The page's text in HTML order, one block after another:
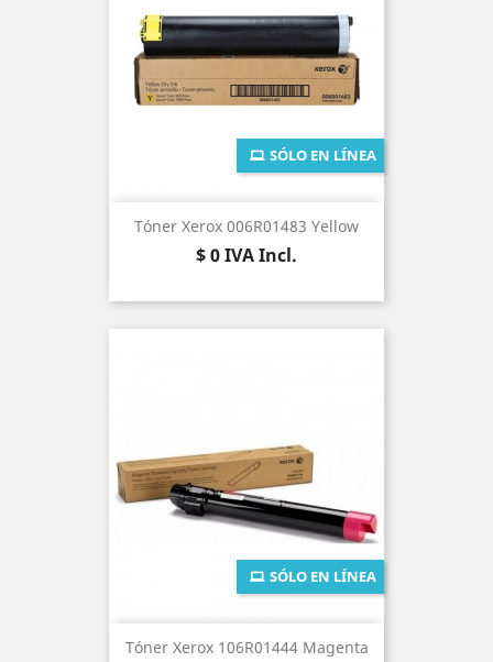
Tóner Xerox 006R01483 Yellow
Precio
$ 0IVA Incl.
SÓLO EN LÍNEA
Tóner Xerox 106R01444 Magenta
SÓLO EN LÍNEA